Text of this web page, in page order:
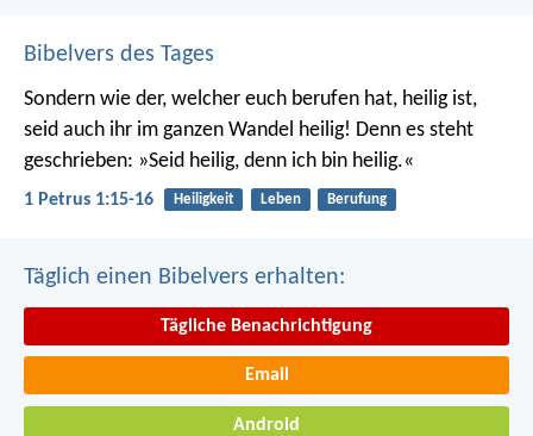
Bibelvers des Tages
Sondern wie der, welcher euch berufen hat, heilig ist,
seid auch ihr im ganzen Wandel heilig! Denn es steht
geschrieben: »Seid heilig, denn ich bin heilig.«
1 Petrus 1:15-16 Heiligkeit Leben Berufung
Täglich einen Bibelvers erhalten:
Tägliche Benachrichtigung
Email
Android